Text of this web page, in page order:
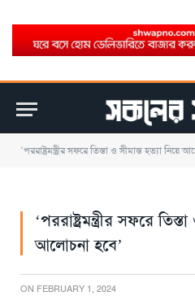
‘পররাষ্ট্রমন্ত্রীর সফরে তিস্তা ও সীমান্ত হত্যা নিয়ে
‘পররাষ্ট্রমন্ত্রীর সফরে
আলোচনা হবে’
ON FEBRUARY 1, 2024